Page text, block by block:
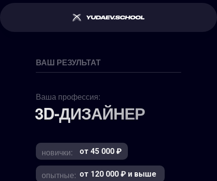
3D-ДИЗАЙНЕР
ВАШ РЕЗУЛЬТАТ
Ваша профессия:
новички: от 45 000 ₽
опытные: от 120 000 ₽ и выше